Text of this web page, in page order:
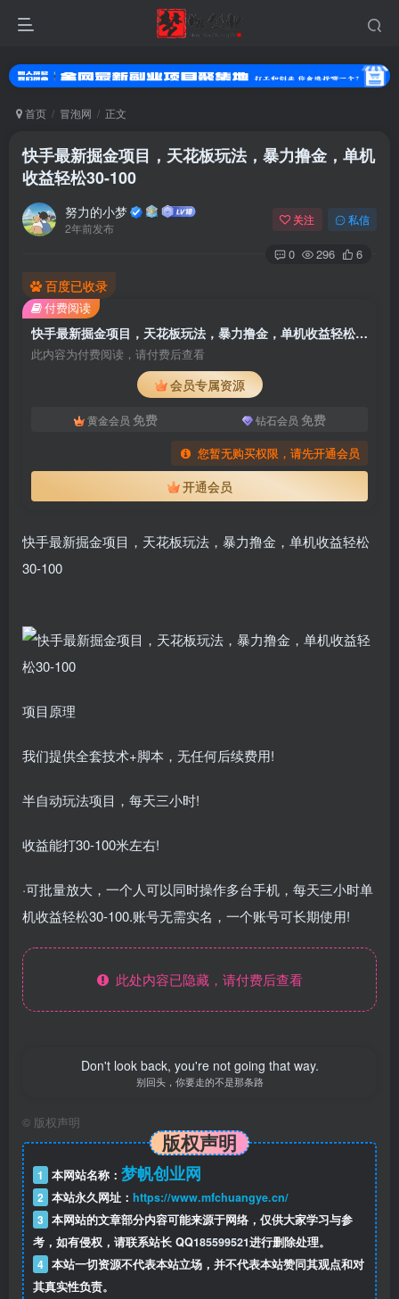
首页 冒泡网 正文
快手最新掘金项目，天花板玩法，暴力撸金，单机
收益轻松30-100
努力的小梦
2年前发布
关注 私信
0 296 6
百度已收录
快手最新掘金项目，天花板玩法，暴力撸金，单机收益轻松30-100
此内容为付费阅读，请付费后查看
会员专属资源
黄金会员 免费 钻石会员 免费
您暂无购买权限，请先开通会员
开通会员
付费阅读
快手最新掘金项目，天花板玩法，暴力撸金，单机收益轻松
30-100
项目原理
我们提供全套技术+脚本，无任何后续费用!
半自动玩法项目，每天三小时!
收益能打30-100米左右!
·可批量放大，一个人可以同时操作多台手机，每天三小时单
机收益轻松30-100.账号无需实名，一个账号可长期使用!
此处内容已隐藏，请付费后查看
Don't look back, you're not going that way.
别回头，你要走的不是那条路
© 版权声明
版权声明
1 本网站名称： 梦帆创业网
2 本站永久网址： https://www.mfchuangye.cn/
3 本网站的文章部分内容可能来源于网络，仅供大家学习与参
考，如有侵权，请联系站长 QQ185599521进行删除处理。
4 本站一切资源不代表本站立场，并不代表本站赞同其观点和对
其真实性负责。